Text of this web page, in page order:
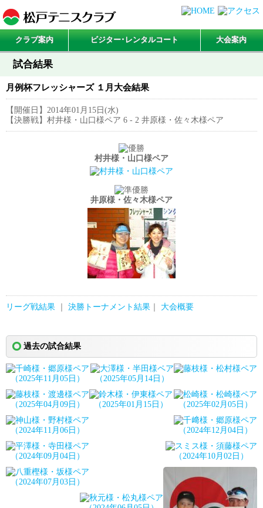
クラブ案内 ビジター･レンタルコート 大会案内
試合結果
月例杯フレッシャーズ １月大会結果
【開催日】2014年01月15日(水)
【決勝戦】村井様・山口様ペア 6 - 2 井原様・佐々木様ペア
村井様・山口様ペア
井原様・佐々木様ペア
リーグ戦結果 決勝トーナメント結果 大会概要
過去の試合結果
（2025年11月05日） （2025年05月14日）
（2025年04月09日） （2025年02月05日）
（2025年01月15日）
（2024年12月04日）
（2024年11月06日）
（2024年10月02日）
（2024年09月04日）
（2024年07月03日）